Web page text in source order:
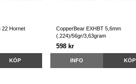
22 Hornet
KÖP
CopperBear EXHBT 5,6mm
(.224)/56gr/3,63gram
598 kr
INFO KÖP